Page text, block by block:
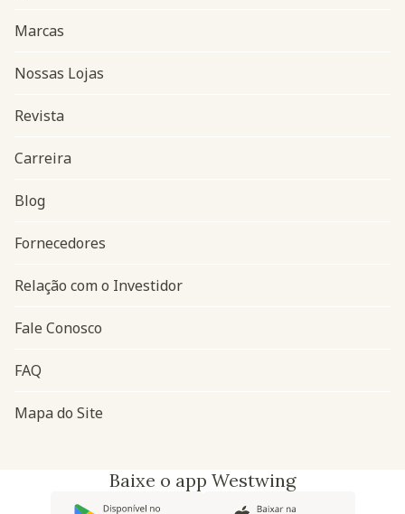
Navegação do rodapé
Marcas
Nossas Lojas
Revista
Carreira
Blog
Fornecedores
Relação com o Investidor
Fale Conosco
FAQ
Mapa do Site
Baixe o app Westwing